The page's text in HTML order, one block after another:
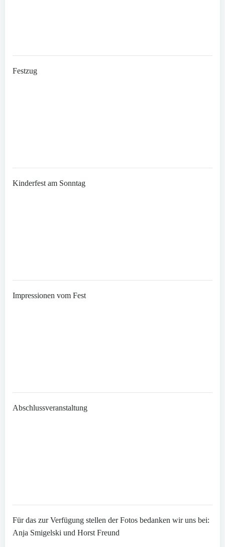
Festzug
Kinderfest am Sonntag
Impressionen vom Fest
Abschlussveranstaltung
Für das zur Verfügung stellen der Fotos bedanken wir uns bei:
Anja Smigelski und Horst Freund